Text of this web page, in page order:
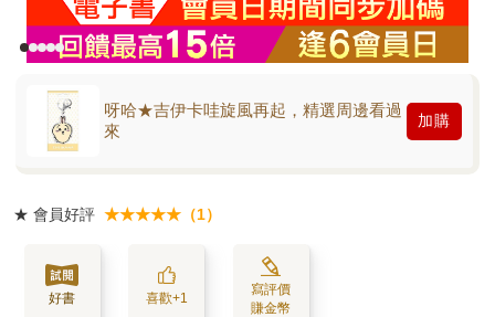
呀哈★吉伊卡哇旋風再起，精選周邊看過
來
加購
★ 會員好評 ★★★★★（1）
好書 喜歡+1
寫評價
賺金幣